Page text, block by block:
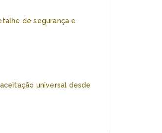
de segurança e
universal desde